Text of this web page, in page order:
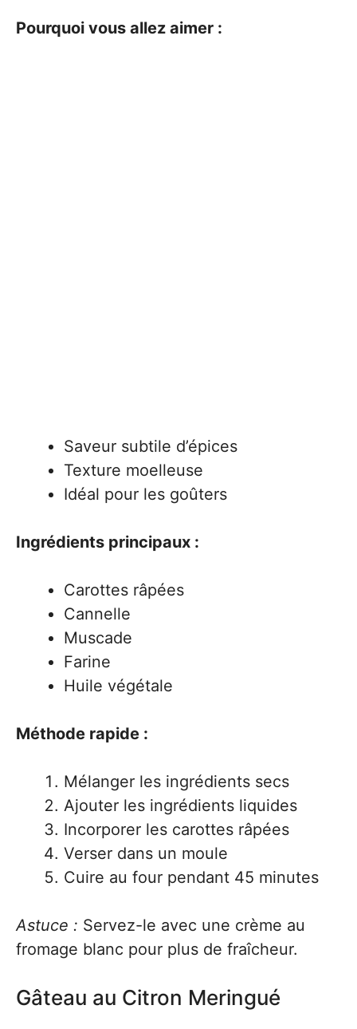
Pourquoi vous allez aimer :
Saveur subtile d’épices
Texture moelleuse
Idéal pour les goûters
Ingrédients principaux :
Carottes râpées
Cannelle
Muscade
Farine
Huile végétale
Méthode rapide :
Mélanger les ingrédients secs
Ajouter les ingrédients liquides
Incorporer les carottes râpées
Verser dans un moule
Cuire au four pendant 45 minutes
Astuce : Servez-le avec une crème au
fromage blanc pour plus de fraîcheur.
Gâteau au Citron Meringué